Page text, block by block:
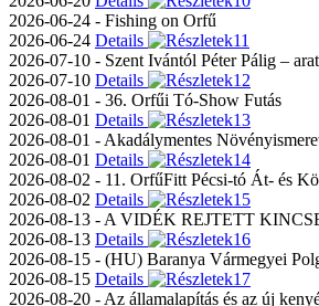
2026-06-24 - Fishing on Orfű
2026-06-24 Details
2026-07-10 - Szent Ivántól Péter Pálig –
2026-07-10 Details
2026-08-01 - 36. Orfűi Tó-Show Futás
2026-08-01 Details
2026-08-01 - Akadálymentes
2026-08-01 Details
2026-08-02 - 11. OrfűFitt Pécsi-tó Át- és
2026-08-02 Details
2026-08-13 - A VIDÉK REJTETT
2026-08-13 Details
2026-08-15 - (HU) Baranya Vármegyei
2026-08-15 Details
2026-08-20 - Az államalapítás és az új